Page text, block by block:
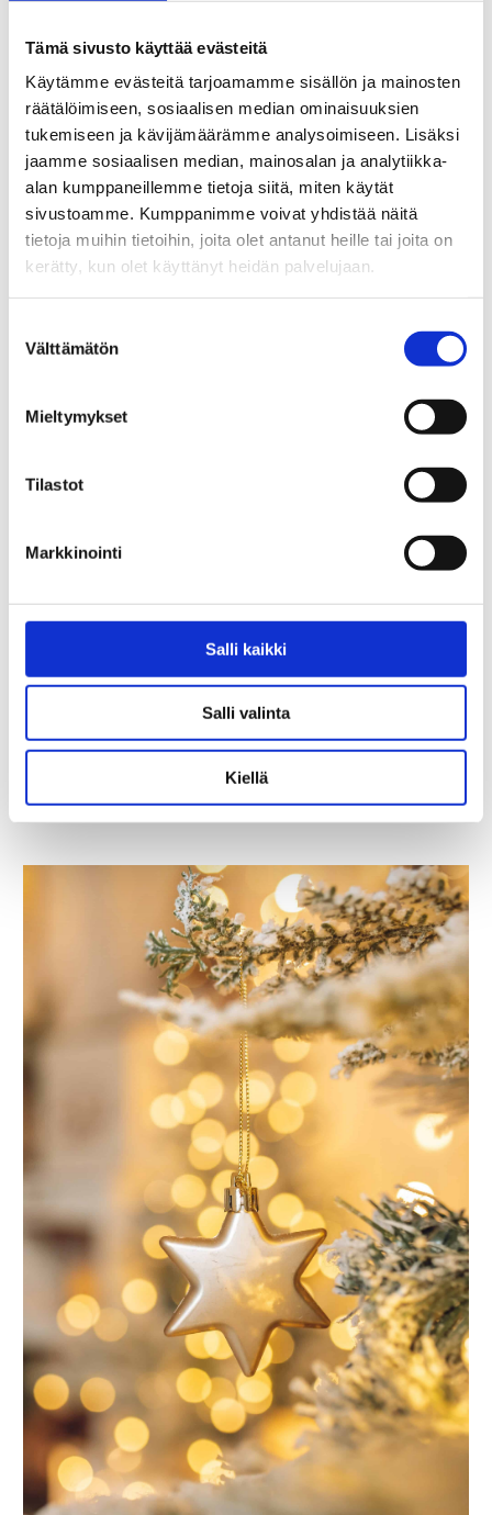
Tämä sivusto käyttää evästeitä
Käytämme evästeitä tarjoamamme sisällön ja mainosten
räätälöimiseen, sosiaalisen median ominaisuuksien
tukemiseen ja kävijämäärämme analysoimiseen. Lisäksi
jaamme sosiaalisen median, mainosalan ja analytiikka-
alan kumppaneillemme tietoja siitä, miten käytät
sivustoamme. Kumppanimme voivat yhdistää näitä
tietoja muihin tietoihin, joita olet antanut heille tai joita on
kerätty, kun olet käyttänyt heidän palvelujaan.
valinta
Välttämätön
Mieltymykset
Tilastot
Markkinointi
Salli kaikki
Salli valinta
Kiellä
PyhäNet tuottaa palvelut Kuitu16
Osuuskunnalle
Kuitu16 Osuuskunta ja PyhäNet Oy ovat
allekirjoittaneet sopimuksen, jonka myötä
PyhäNet Oy aloittaa valokuituverkon
ylläpidon, asiakaspalvelun, teknisen tuen
LUE LISÄÄ